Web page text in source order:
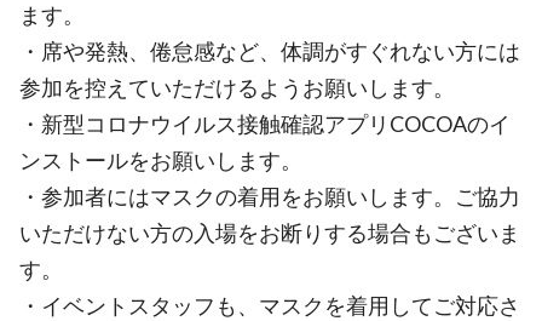
ます。
・席や発熱、倦怠感など、体調がすぐれない方には
参加を控えていただけるようお願いします。
・新型コロナウイルス接触確認アプリCOCOAのイ
ンストールをお願いします。
・参加者にはマスクの着用をお願いします。ご協力
いただけない方の入場をお断りする場合もございま
す。
・イベントスタッフも、マスクを着用してご対応さ